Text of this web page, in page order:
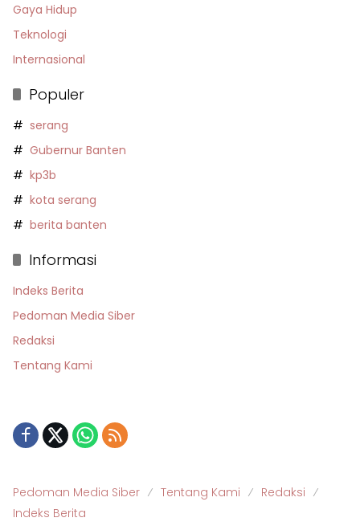
Gaya Hidup
Teknologi
Internasional
Populer
serang
Gubernur Banten
kp3b
kota serang
berita banten
Informasi
Indeks Berita
Pedoman Media Siber
Redaksi
Tentang Kami
Pedoman Media Siber Tentang Kami
Redaksi
Indeks Berita